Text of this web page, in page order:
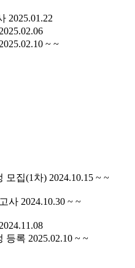
2025.01.22
2025.02.06
2025.02.10 ~ ~
모집(1차) 2024.10.15 ~ ~
사 2024.10.30 ~ ~
2024.11.08
등록 2025.02.10 ~ ~